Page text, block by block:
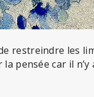
restreindre les
pensée car il n’y